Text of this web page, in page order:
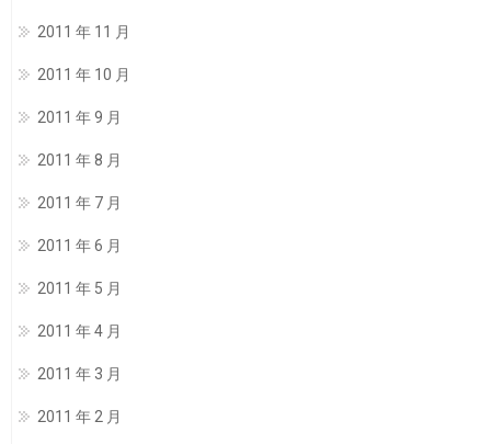
2011 年 11 月
2011 年 10 月
2011 年 9 月
2011 年 8 月
2011 年 7 月
2011 年 6 月
2011 年 5 月
2011 年 4 月
2011 年 3 月
2011 年 2 月